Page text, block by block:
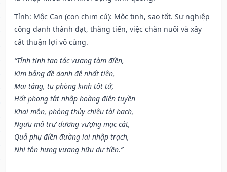
Tỉnh: Mộc Can (con chim cú): Mộc tinh, sao tốt. Sự nghiệp
công danh thành đạt, thăng tiến, việc chăn nuôi và xây
cất thuận lợi vô cùng.
“Tỉnh tinh tạo tác vượng tàm điền,
Kim bảng đề danh đệ nhất tiên,
Mai táng, tu phòng kinh tốt tử,
Hốt phong tật nhập hoàng điên tuyền
Khai môn, phóng thủy chiêu tài bạch,
Ngưu mã trư dương vượng mạc cát,
Quả phụ điền đường lai nhập trạch,
Nhi tôn hưng vượng hữu dư tiền.”